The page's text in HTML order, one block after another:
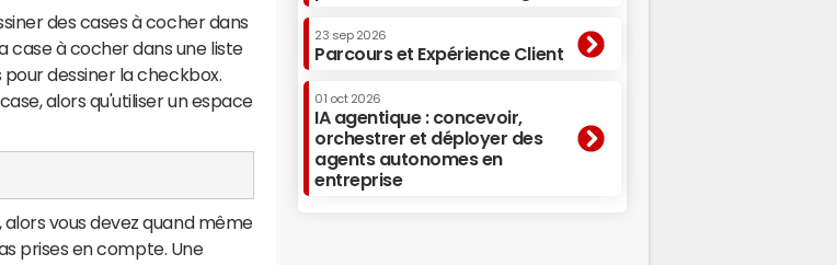
des cases à cocher dans
case à cocher dans une liste
dessiner la checkbox.
alors qu'utiliser un espace
alors vous devez quand même
prises en compte. Une
23 sep 2026
Parcours et Expérience Client
01 oct 2026
IA agentique : concevoir,
orchestrer et déployer des
agents autonomes en
entreprise